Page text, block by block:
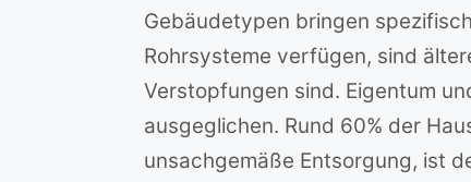
Gebäudetypen bringen
Rohrsysteme verfügen, sind
Verstopfungen sind. Eigentum
ausgeglichen. Rund 60% der
unsachgemäße Entsorgung, ist